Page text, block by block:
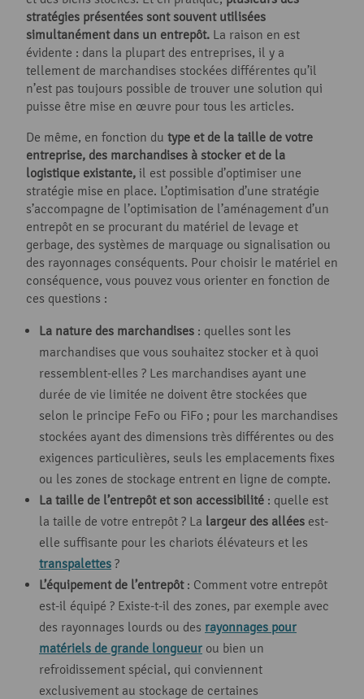
stratégies présentées sont souvent utilisées
simultanément dans un entrepôt. La raison en est
évidente : dans la plupart des entreprises, il y a
tellement de marchandises stockées différentes qu’il
n’est pas toujours possible de trouver une solution qui
puisse être mise en œuvre pour tous les articles.
De même, en fonction du type et de la taille de votre
entreprise, des marchandises à stocker et de la
logistique existante, il est possible d’optimiser une
stratégie mise en place. L’optimisation d’une stratégie
s’accompagne de l’optimisation de l’aménagement d’un
entrepôt en se procurant du matériel de levage et
gerbage, des systèmes de marquage ou signalisation ou
des rayonnages conséquents. Pour choisir le matériel en
conséquence, vous pouvez vous orienter en fonction de
ces questions :
La nature des marchandises : quelles sont les
marchandises que vous souhaitez stocker et à quoi
ressemblent-elles ? Les marchandises ayant une
durée de vie limitée ne doivent être stockées que
selon le principe FeFo ou FiFo ; pour les marchandises
stockées ayant des dimensions très différentes ou des
exigences particulières, seuls les emplacements fixes
ou les zones de stockage entrent en ligne de compte.
La taille de l’entrepôt et son accessibilité : quelle est
la taille de votre entrepôt ? La largeur des allées est-
elle suffisante pour les chariots élévateurs et les
transpalettes ?
L’équipement de l’entrepôt: Comment votre entrepôt
est-il équipé ? Existe-t-il des zones, par exemple avec
des rayonnages lourds ou des rayonnages pour
matériels de grande longueur ou bien un
refroidissement spécial, qui conviennent
exclusivement au stockage de certaines